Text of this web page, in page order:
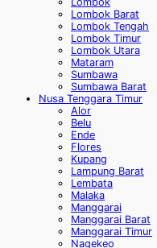
Lombok Barat
Lombok Tengah
Lombok Timur
Lombok Utara
Mataram
Sumbawa
Sumbawa Barat
Nusa Tenggara Timur
Alor
Belu
Ende
Flores
Kupang
Lampung Barat
Lembata
Malaka
Manggarai
Manggarai Barat
Manggarai Timur
Nagekeo